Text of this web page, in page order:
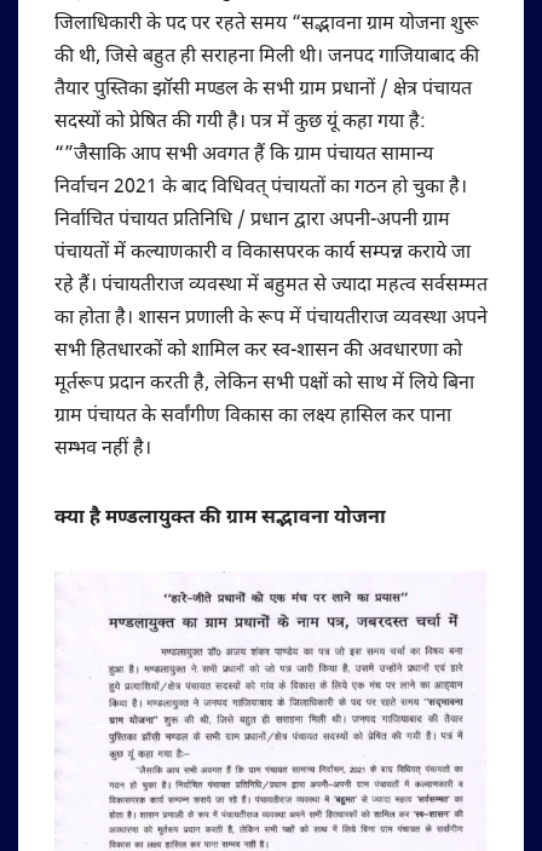
जिलाधिकारी के पद पर रहते समय “सद्भावना ग्राम योजना शुरू
की थी, जिसे बहुत ही सराहना मिली थी। जनपद गाजियाबाद की
तैयार पुस्तिका झॉसी मण्डल के सभी ग्राम प्रधानों / क्षेत्र पंचायत
सदस्यों को प्रेषित की गयी है। पत्र में कुछ यूं कहा गया है:
“”जैसाकि आप सभी अवगत हैं कि ग्राम पंचायत सामान्य
निर्वाचन 2021 के बाद विधिवत् पंचायतों का गठन हो चुका है।
निर्वाचित पंचायत प्रतिनिधि / प्रधान द्वारा अपनी-अपनी ग्राम
पंचायतों में कल्याणकारी व विकासपरक कार्य सम्पन्न कराये जा
रहे हैं। पंचायतीराज व्यवस्था में बहुमत से ज्यादा महत्व सर्वसम्मत
का होता है। शासन प्रणाली के रूप में पंचायतीराज व्यवस्था अपने
सभी हितधारकों को शामिल कर स्व-शासन की अवधारणा को
मूर्तरूप प्रदान करती है, लेकिन सभी पक्षों को साथ में लिये बिना
ग्राम पंचायत के सर्वांगीण विकास का लक्ष्य हासिल कर पाना
सम्भव नहीं है।
क्या है मण्डलायुक्त की ग्राम सद्भावना योजना